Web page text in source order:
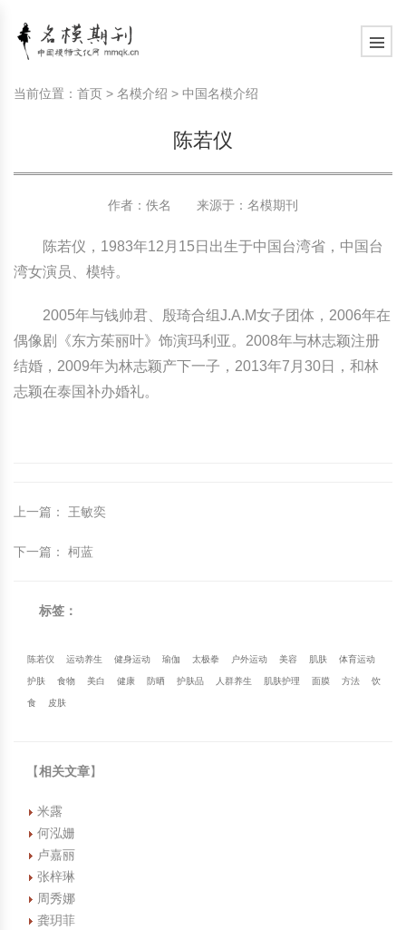
当前位置： 首页 > 名模介绍 > 中国名模介绍
陈若仪
作者：佚名 来源于： 名模期刊
陈若仪，1983年12月15日出生于中国台湾省，中国台
湾女演员、模特。
2005年与钱帅君、殷琦合组J.A.M女子团体，2006年在
偶像剧《东方茱丽叶》饰演玛利亚。2008年与林志颖注册
结婚，2009年为林志颖产下一子，2013年7月30日，和林
志颖在泰国补办婚礼。
上一篇 ： 王敏奕
下一篇 ： 柯蓝
标签：
陈若仪 运动养生 健身运动 瑜伽 太极拳 户外运动 美容 肌肤 体育运动
护肤 食物 美白 健康 防晒 护肤品 人群养生 肌肤护理 面膜 方法 饮
食 皮肤
【相关文章】
米露
何泓姗
卢嘉丽
张梓琳
周秀娜
龚玥菲